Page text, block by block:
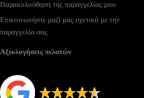
Παρακολούθηση της παραγγελίας μου
Επικοινωνήστε μαζί μας σχετικά με την
παραγγελία σας
Αξιολογήσεις πελατών